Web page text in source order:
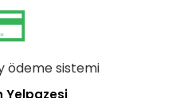
ödeme sistemi
Yelpazesi